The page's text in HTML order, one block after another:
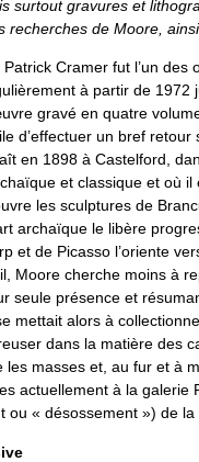
surtout gravures et
recherches de Moore,
Cramer fut l’un
à partir de 1972
gravé en quatre
d’effectuer un bref
en 1898 à Castelford,
et classique et où
les sculptures de
archaïque le libère
et de Picasso l’oriente
Moore cherche moins à
seule présence et
mettait alors à
dans la matière des
les masses et, au fur et à
actuellement à la galerie
ou « désossement ») de